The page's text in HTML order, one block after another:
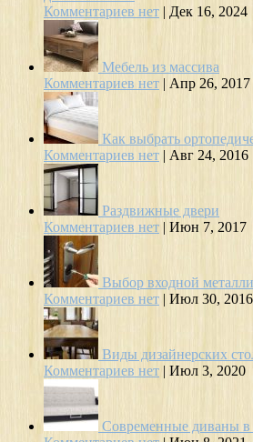
Комментариев нет | Дек 16, 2024
Мебель из массива
Комментариев нет | Апр 26, 2017
Как выбрать
Комментариев нет | Авг 24, 2016
Раздвижные двери
Комментариев нет | Июн 7, 2017
Выбор входной
Комментариев нет | Июл 30, 2016
Виды дизайнерских
Комментариев нет | Июл 3, 2020
Современные диваны в